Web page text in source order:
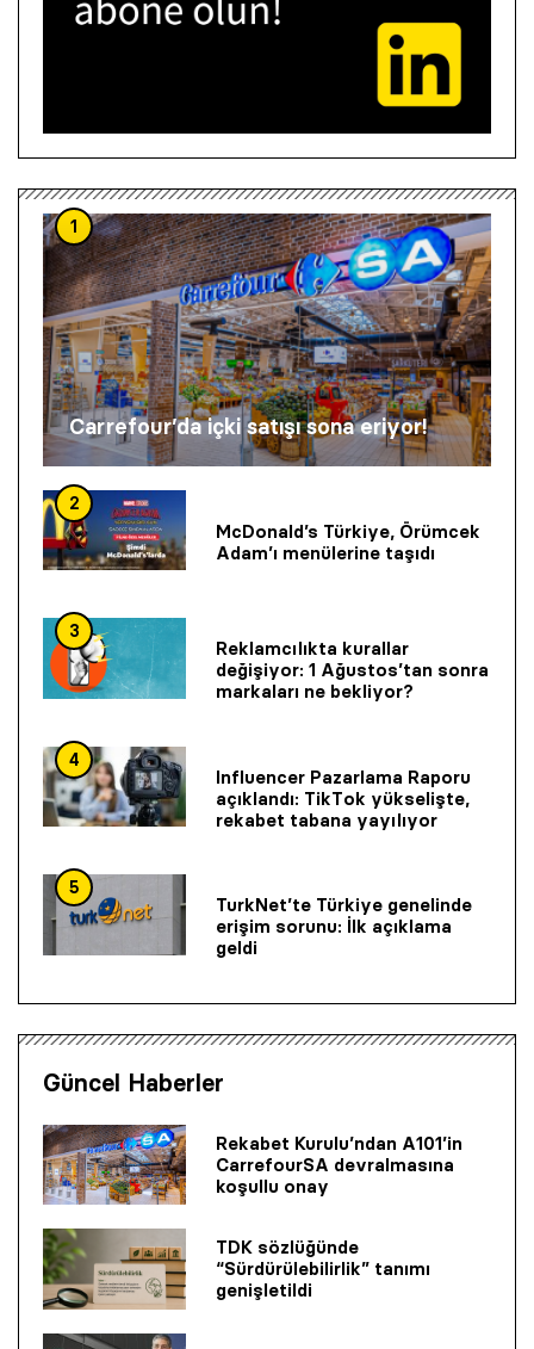
1
Carrefour’da içki satışı sona eriyor!
2
McDonald’s Türkiye, Örümcek
Adam’ı menülerine taşıdı
3
Reklamcılıkta kurallar
değişiyor: 1 Ağustos’tan sonra
markaları ne bekliyor?
4
Influencer Pazarlama Raporu
açıklandı: TikTok yükselişte,
rekabet tabana yayılıyor
5
TurkNet’te Türkiye genelinde
erişim sorunu: İlk açıklama
geldi
Güncel Haberler
Rekabet Kurulu’ndan A101’in
CarrefourSA devralmasına
koşullu onay
TDK sözlüğünde
“Sürdürülebilirlik” tanımı
genişletildi